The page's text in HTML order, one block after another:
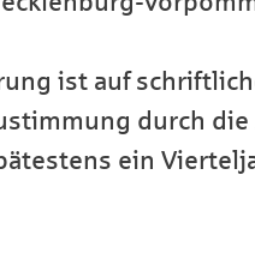
ist auf
durch
ein